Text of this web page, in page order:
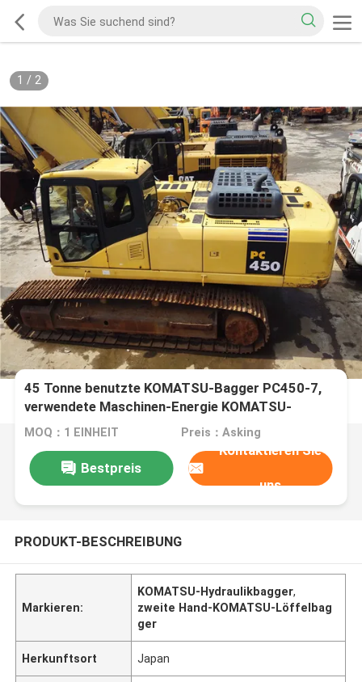
2 / 2
45 Tonne benutzte KOMATSU-Bagger PC450-7,
verwendete Maschinen-Energie KOMATSU-
Löffelbagger-335HP
MOQ：1 EINHEIT Preis：Asking
Bestpreis
Kontaktieren Sie
uns
PRODUKT-BESCHREIBUNG
Markieren:
KOMATSU-Hydraulikbagger,
zweite Hand-KOMATSU-Löffelbag
ger
Herkunftsort Japan